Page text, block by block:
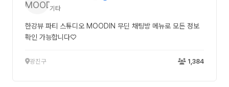
기타
한강뷰 파티 스튜디오 MOODIN 무딘 채팅방 메뉴로 모든 정보
확인 가능합니다♡
광진구 1,384